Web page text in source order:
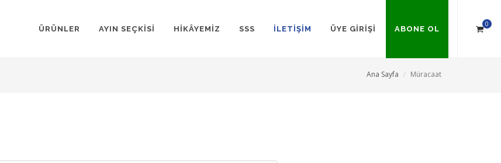
ÜRÜNLER AYIN SEÇKİSİ HİKÂYEMİZ SSS İLETİŞİM ÜYE GİRİŞİ ABONE OL
0
Ana Sayfa Müracaat